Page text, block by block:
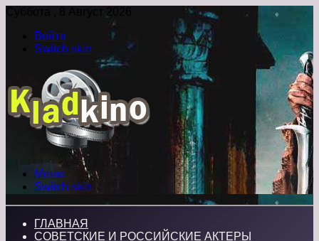
Суббота , 8 Август 2026
Войти
Switch skin
Меню
Switch skin
ГЛАВНАЯ
СОВЕТСКИЕ И РОССИЙСКИЕ АКТЕРЫ